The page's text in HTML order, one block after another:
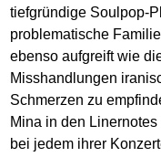
tiefgründige Soulpop-
problematische
ebenso aufgreift wie
Misshandlungen
Schmerzen zu
Mina in den
bei jedem ihrer